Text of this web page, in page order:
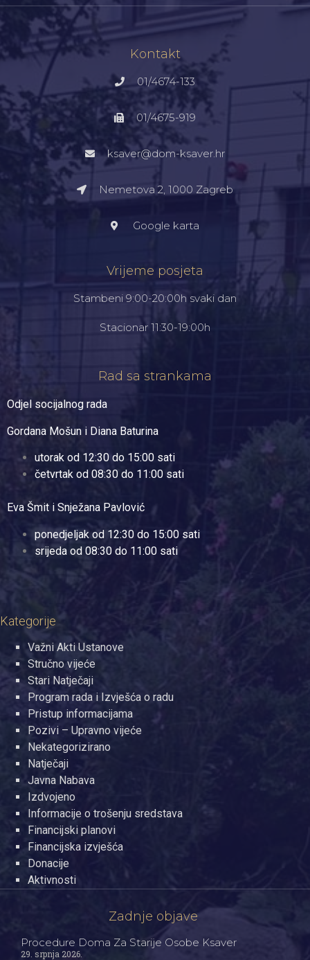
Kontakt
01/4674-133
01/4675-919
ksaver@dom-ksaver.hr
Nemetova 2, 1000 Zagreb​
Google karta
Vrijeme posjeta
Stambeni 9:00-20:00h svaki dan
Stacionar 11:30-19:00h
Rad sa strankama
Odjel socijalnog rada
Gordana Mošun i Diana Baturina
utorak od 12:30 do 15:00 sati
četvrtak od 08:30 do 11:00 sati
Eva Šmit i Snježana Pavlović
ponedjeljak od 12:30 do 15:00 sati
srijeda od 08:30 do 11:00 sati
Kategorije
Važni Akti Ustanove
Stručno vijeće
Stari Natječaji
Program rada i Izvješća o radu
Pristup informacijama
Pozivi – Upravno vijeće
Nekategorizirano
Natječaji
Javna Nabava
Izdvojeno
Informacije o trošenju sredstava
Financijski planovi
Financijska izvješća
Donacije
Aktivnosti
Zadnje objave
Procedure Doma Za Starije Osobe Ksaver
29. srpnja 2026.